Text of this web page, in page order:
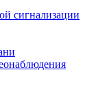
сигнализации